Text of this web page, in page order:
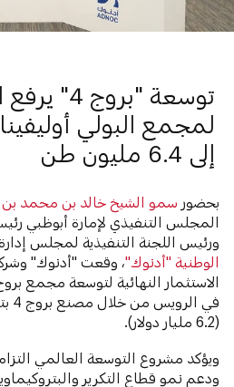
توسعة "بروج
لمجمع البولي
إلى 6.4 مليون طن
بحضور سمو الشيخ خالد بن محمد بن
المجلس التنفيذي لإمارة أبوظبي
ورئيس اللجنة التنفيذية لمجلس إدارة
الوطنية "أدنوك"، وقعت "أدنوك" وشركة
الاستثمار النهائية لتوسعة مجمع
ويؤكد مشروع التوسعة العالمي
ودعم نمو قطاع التكرير